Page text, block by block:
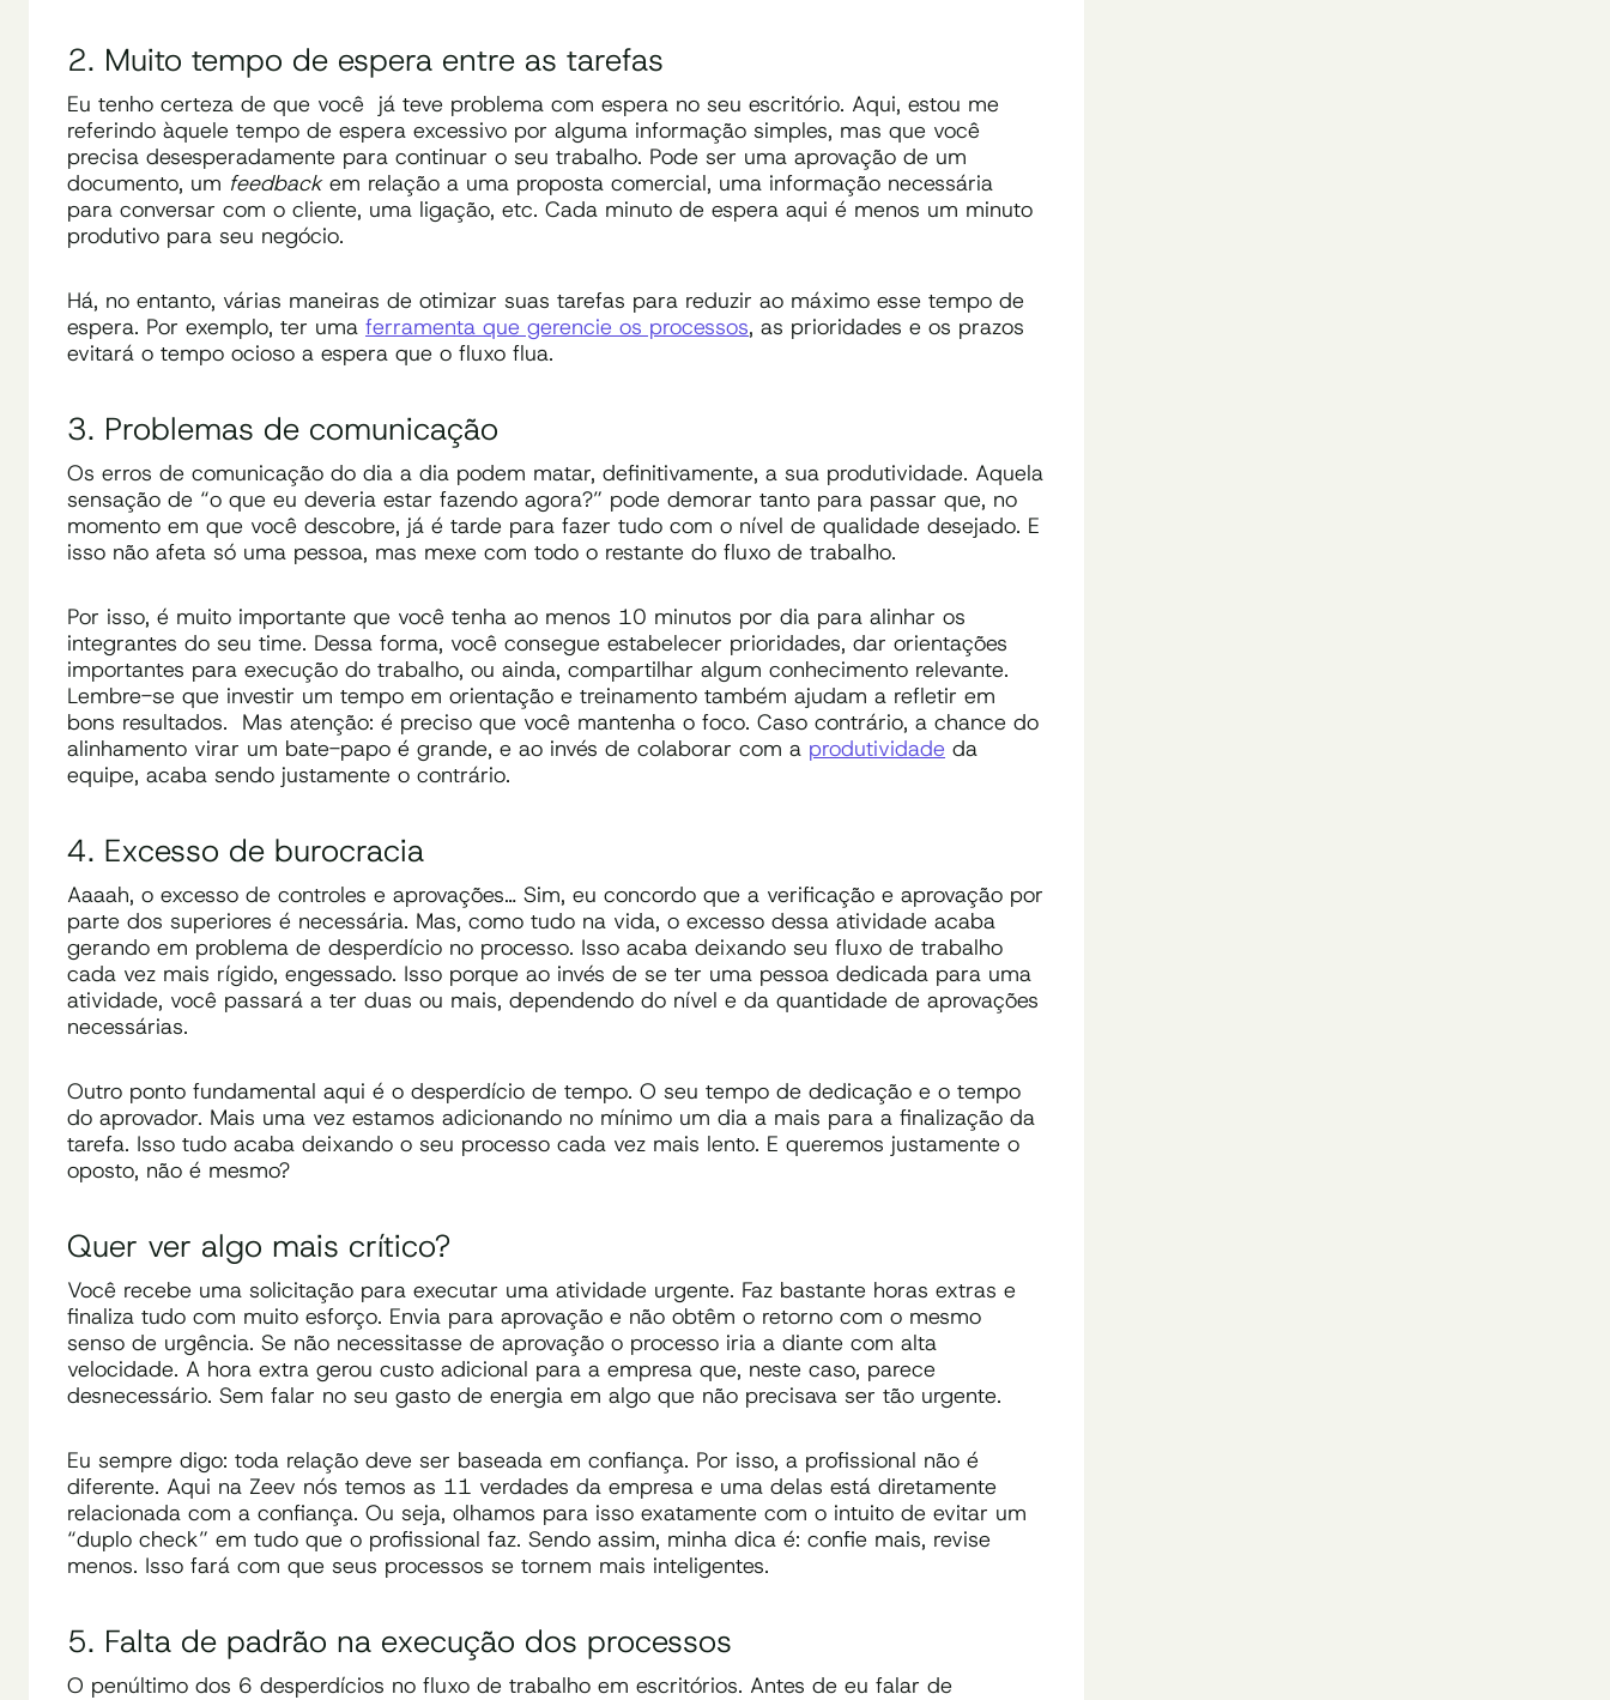
2. Muito tempo de espera entre as tarefas
Eu tenho certeza de que você já teve problema com espera no seu escritório. Aqui, estou me
referindo àquele tempo de espera excessivo por alguma informação simples, mas que você
precisa desesperadamente para continuar o seu trabalho. Pode ser uma aprovação de um
documento, um feedbackem relação a uma proposta comercial, uma informação necessária
para conversar com o cliente, uma ligação, etc. Cada minuto de espera aqui é menos um minuto
produtivo para seu negócio.
Há, no entanto, várias maneiras de otimizar suas tarefas para reduzir ao máximo esse tempo de
espera. Por exemplo, ter uma ferramenta que gerencie os processos, as prioridades e os prazos
evitará o tempo ocioso a espera que o fluxo flua.
3. Problemas de comunicação
Os erros de comunicação do dia a dia podem matar, definitivamente, a sua produtividade. Aquela
sensação de “o que eu deveria estar fazendo agora?” pode demorar tanto para passar que, no
momento em que você descobre, já é tarde para fazer tudo com o nível de qualidade desejado. E
isso não afeta só uma pessoa, mas mexe com todo o restante do fluxo de trabalho.
Por isso, é muito importante que você tenha ao menos 10 minutos por dia para alinhar os
integrantes do seu time. Dessa forma, você consegue estabelecer prioridades, dar orientações
importantes para execução do trabalho, ou ainda, compartilhar algum conhecimento relevante.
Lembre-se que investir um tempo em orientação e treinamento também ajudam a refletir em
bons resultados. Mas atenção: é preciso que você mantenha o foco. Caso contrário, a chance do
alinhamento virar um bate-papo é grande, e ao invés de colaborar com a produtividade da
equipe, acaba sendo justamente o contrário.
4. Excesso de burocracia
Aaaah, o excesso de controles e aprovações… Sim, eu concordo que a verificação e aprovação por
parte dos superiores é necessária. Mas, como tudo na vida, o excesso dessa atividade acaba
gerando em problema de desperdício no processo. Isso acaba deixando seu fluxo de trabalho
cada vez mais rígido, engessado. Isso porque ao invés de se ter uma pessoa dedicada para uma
atividade, você passará a ter duas ou mais, dependendo do nível e da quantidade de aprovações
necessárias.
Outro ponto fundamental aqui é o desperdício de tempo. O seu tempo de dedicação e o tempo
do aprovador. Mais uma vez estamos adicionando no mínimo um dia a mais para a finalização da
tarefa. Isso tudo acaba deixando o seu processo cada vez mais lento. E queremos justamente o
oposto, não é mesmo?
Quer ver algo mais crítico?
Você recebe uma solicitação para executar uma atividade urgente. Faz bastante horas extras e
finaliza tudo com muito esforço. Envia para aprovação e não obtêm o retorno com o mesmo
senso de urgência. Se não necessitasse de aprovação o processo iria a diante com alta
velocidade. A hora extra gerou custo adicional para a empresa que, neste caso, parece
desnecessário. Sem falar no seu gasto de energia em algo que não precisava ser tão urgente.
Eu sempre digo: toda relação deve ser baseada em confiança. Por isso, a profissional não é
diferente. Aqui na Zeev nós temos as 11 verdades da empresa e uma delas está diretamente
relacionada com a confiança. Ou seja, olhamos para isso exatamente com o intuito de evitar um
“duplo check” em tudo que o profissional faz. Sendo assim, minha dica é: confie mais, revise
menos. Isso fará com que seus processos se tornem mais inteligentes.
5. Falta de padrão na execução dos processos
O penúltimo dos 6 desperdícios no fluxo de trabalho em escritórios. Antes de eu falar de